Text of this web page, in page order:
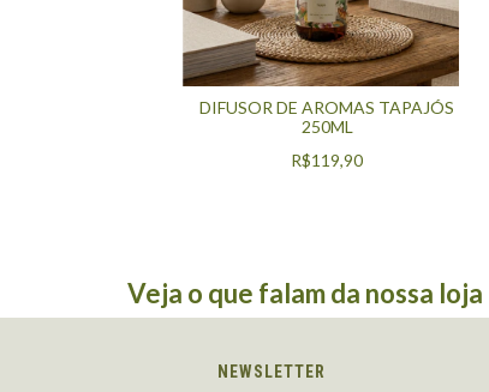
DIFUSOR DE AROMAS TAPAJÓS
250ML
R$119,90
Veja o que falam da nossa loja
NEWSLETTER